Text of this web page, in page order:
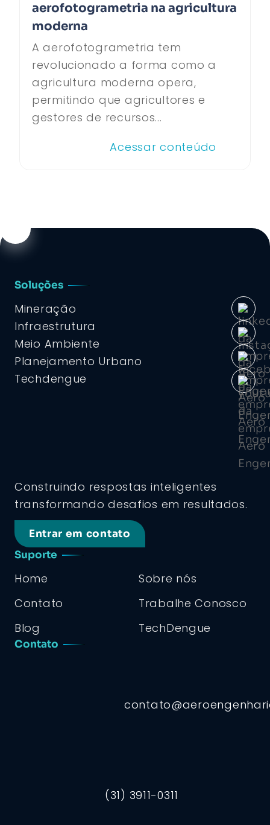
aerofotogrametria na agricultura
moderna
A aerofotogrametria tem
revolucionado a forma como a
agricultura moderna opera,
permitindo que agricultores e
gestores de recursos...
Acessar conteúdo
Construindo respostas inteligentes
transformando desafios em resultados.
Entrar em contato
Suporte
Home
Sobre nós
Contato
Trabalhe Conosco
Blog
TechDengue
Contato
(31) 3911-0311
Soluções
Mineração
Infraestrutura
Meio Ambiente
Planejamento Urbano
Techdengue